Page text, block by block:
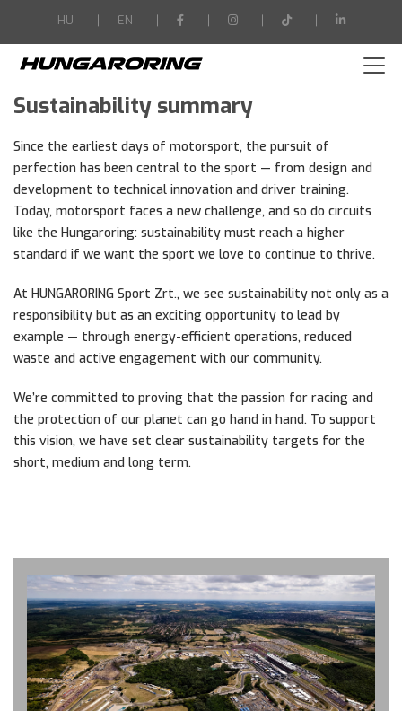
HU EN
Sustainability summary
Since the earliest days of motorsport, the pursuit of
perfection has been central to the sport — from design and
development to technical innovation and driver training.
Today, motorsport faces a new challenge, and so do circuits
like the Hungaroring: sustainability must reach a higher
standard if we want the sport we love to continue to thrive.
At HUNGARORING Sport Zrt., we see sustainability not only as a
responsibility but as an exciting opportunity to lead by
example — through energy-efficient operations, reduced
waste and active engagement with our community.
We’re committed to proving that the passion for racing and
the protection of our planet can go hand in hand. To support
this vision, we have set clear sustainability targets for the
short, medium and long term.